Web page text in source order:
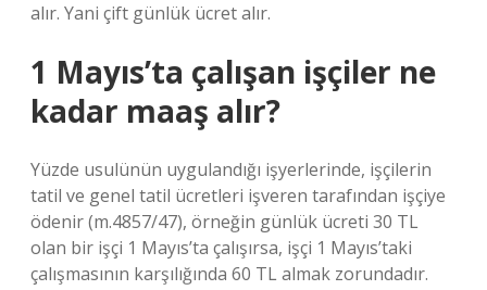
alır. Yani çift günlük ücret alır.
1 Mayıs’ta çalışan işçiler ne
kadar maaş alır?
Yüzde usulünün uygulandığı işyerlerinde, işçilerin
tatil ve genel tatil ücretleri işveren tarafından işçiye
ödenir (m.4857/47), örneğin günlük ücreti 30 TL
olan bir işçi 1 Mayıs’ta çalışırsa, işçi 1 Mayıs’taki
çalışmasının karşılığında 60 TL almak zorundadır.